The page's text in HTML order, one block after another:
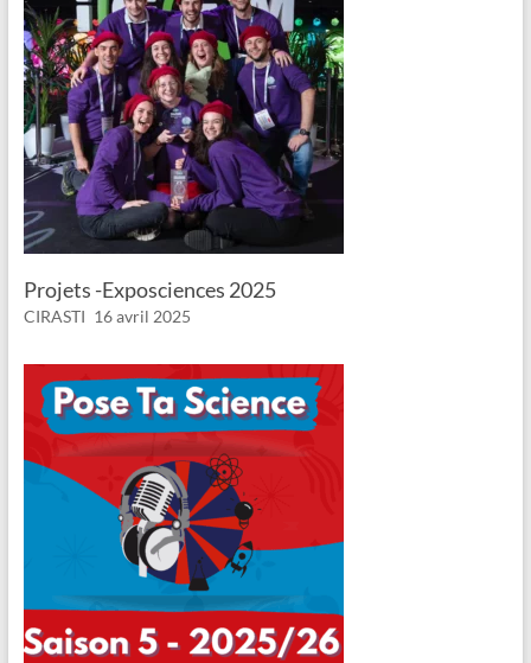
Projets -Exposciences 2025
CIRASTI 16 avril 2025